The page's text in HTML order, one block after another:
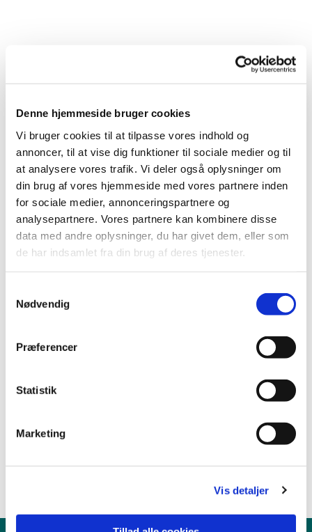
Denne hjemmeside bruger cookies
Vi bruger cookies til at tilpasse vores indhold og
annoncer, til at vise dig funktioner til sociale medier og til
at analysere vores trafik. Vi deler også oplysninger om
din brug af vores hjemmeside med vores partnere inden
for sociale medier, annonceringspartnere og
analysepartnere. Vores partnere kan kombinere disse
data med andre oplysninger, du har givet dem, eller som
de har indsamlet fra din brug af deres tjenester.
Nødvendig
Præferencer
Statistik
Marketing
Vis detaljer
Du vil måske også kunne
lide...